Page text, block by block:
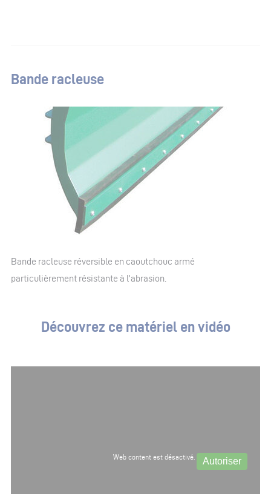
Bande racleuse
Bande racleuse réversible en caoutchouc armé
particulièrement résistante à l’abrasion.
Découvrez ce matériel en vidéo
Web content est désactivé. Autoriser